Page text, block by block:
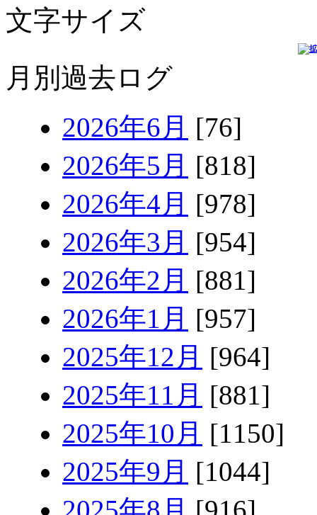
文字サイズ
月別過去ログ
2026年6月 [76]
2026年5月 [818]
2026年4月 [978]
2026年3月 [954]
2026年2月 [881]
2026年1月 [957]
2025年12月 [964]
2025年11月 [881]
2025年10月 [1150]
2025年9月 [1044]